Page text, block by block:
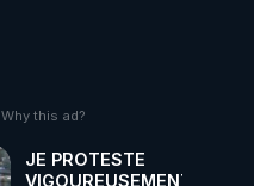
Why this ad?
JE PROTESTE
VIGOUREUSEMENT